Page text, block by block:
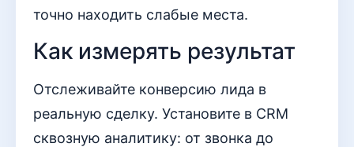
точно находить слабые места.
Как измерять результат
Отслеживайте конверсию лида в
реальную сделку. Установите в CRM
сквозную аналитику: от звонка до